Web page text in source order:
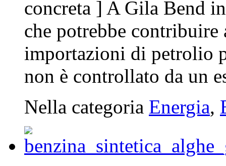
concreta ] A Gila Bend
che potrebbe
importazioni di petrolio
non è controllato da un
Nella categoria Energia,